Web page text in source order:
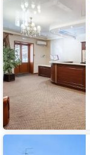
Алексхолл
Гостиница
Империал